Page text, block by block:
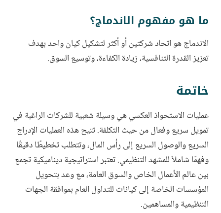
ما هو مفهوم الاندماج؟
الاندماج هو اتحاد شركتين أو أكثر لتشكيل كيان واحد بهدف
تعزيز القدرة التنافسية، زيادة الكفاءة، وتوسيع السوق.
خاتمة
عمليات الاستحواذ العكسي هي وسيلة شعبية للشركات الراغبة في
تمويل سريع وفعال من حيث التكلفة. تتيح هذه العمليات الإدراج
السريع والوصول السريع إلى رأس المال، وتتطلب تخطيطًا دقيقًا
وفهمًا شاملاً للمشهد التنظيمي. تعتبر استراتيجية ديناميكية تجمع
بين عالم الأعمال الخاص والسوق العامة، مع وعد بتحويل
المؤسسات الخاصة إلى كيانات للتداول العام بموافقة الجهات
التنظيمية والمساهمين.